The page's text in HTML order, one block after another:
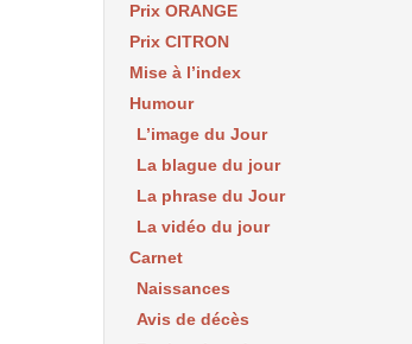
Prix ORANGE
Prix CITRON
Mise à l’index
Humour
L’image du Jour
La blague du jour
La phrase du Jour
La vidéo du jour
Carnet
Naissances
Avis de décès